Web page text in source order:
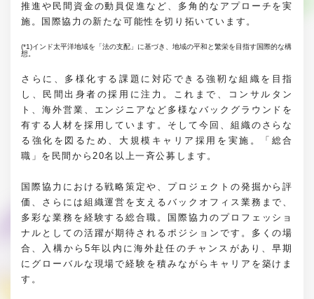
推進や民間資金の動員促進など、多角的なアプローチを実
施。国際協力の新たな可能性を切り拓いています。
(*1)インド太平洋地域を「法の支配」に基づき、地域の平和と繁栄を目指す国際的な構
想。
さらに、多様化する課題に対応できる強靭な組織を目指
し、民間出身者の採用に注力。これまで、コンサルタン
ト、海外営業、エンジニアなど多様なバックグラウンドを
有する人材を採用しています。そして今回、組織のさらな
る強化を図るため、大規模キャリア採用を実施。「総合
職」を民間から20名以上一斉公募します。
国際協力における戦略策定や、プロジェクトの発掘から評
価、さらには組織運営を支えるバックオフィス業務まで、
多彩な業務を経験する総合職。国際協力のプロフェッショ
ナルとしての活躍が期待されるポジションです。多くの場
合、入構から5年以内に海外赴任のチャンスがあり、早期
にグローバルな現場で経験を積みながらキャリアを築けま
す。